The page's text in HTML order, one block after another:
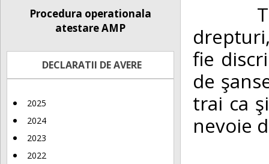
Procedura operationala
atestare AMP
DECLARATII DE AVERE
2025
2024
2023
2022
Toti
fie
de
trai ca
nevoie